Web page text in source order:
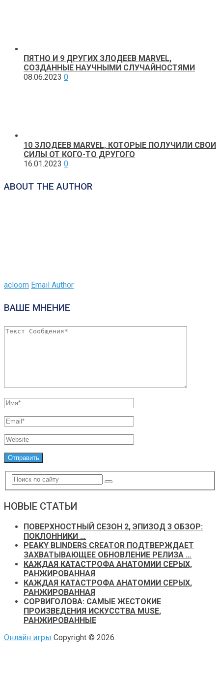
ПЯТНО И 9 ДРУГИХ ЗЛОДЕЕВ MARVEL,
СОЗДАННЫЕ НАУЧНЫМИ СЛУЧАЙНОСТЯМИ
08.06.2023 0
10 ЗЛОДЕЕВ MARVEL, КОТОРЫЕ ПОЛУЧИЛИ СВОИ
СИЛЫ ОТ КОГО-ТО ДРУГОГО
16.01.2023 0
ABOUT THE AUTHOR
acloom Email Author
ВАШЕ МНЕНИЕ
НОВЫЕ СТАТЬИ
ПОВЕРХНОСТНЫЙ СЕЗОН 2, ЭПИЗОД 3 ОБЗОР:
ПОКЛОННИКИ …
PEAKY BLINDERS CREATOR ПОДТВЕРЖДАЕТ
ЗАХВАТЫВАЮЩЕЕ ОБНОВЛЕНИЕ РЕЛИЗА …
КАЖДАЯ КАТАСТРОФА АНАТОМИИ СЕРЫХ,
РАНЖИРОВАННАЯ
КАЖДАЯ КАТАСТРОФА АНАТОМИИ СЕРЫХ,
РАНЖИРОВАННАЯ
СОРВИГОЛОВА: САМЫЕ ЖЕСТОКИЕ
ПРОИЗВЕДЕНИЯ ИСКУССТВА MUSE,
РАНЖИРОВАННЫЕ
Онлайн игры Copyright © 2026.